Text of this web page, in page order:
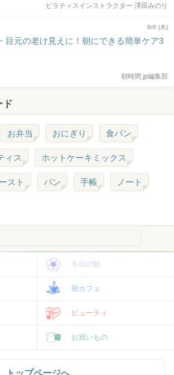
ピラティスインストラクター 澤田みのり
8/6 (木)
目元の老け見えに！朝にできる簡単ケア3
朝時間.jp編集部
ド
お弁当 おにぎり 食パン
ィス ホットケーキミックス
スト パン 手帳 ノート
今日の朝
朝カフェ
ビューティ
お買いもの